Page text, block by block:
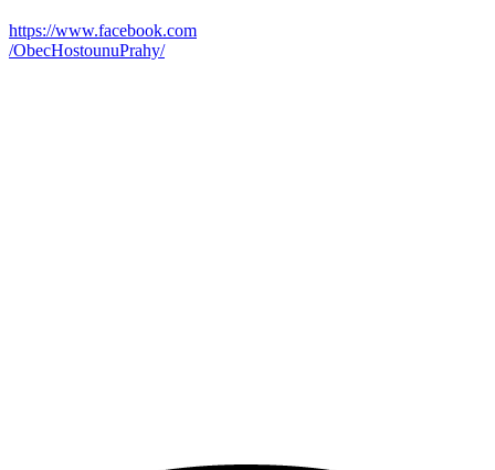
https://www.facebook.com
/ObecHostounuPrahy/